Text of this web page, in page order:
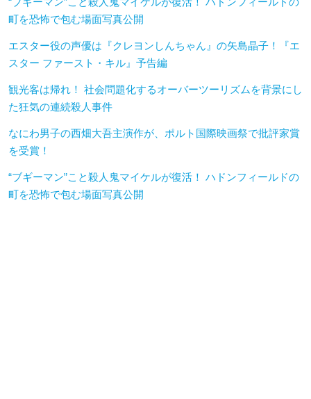
町を恐怖で包む場面写真公開
エスター役の声優は『クレヨンしんちゃん』の矢島晶子！『エ
スター ファースト・キル』予告編
観光客は帰れ！ 社会問題化するオーバーツーリズムを背景にし
た狂気の連続殺人事件
なにわ男子の西畑大吾主演作が、ポルト国際映画祭で批評家賞
を受賞！
“ブギーマン”こと殺人鬼マイケルが復活！ ハドンフィールドの
町を恐怖で包む場面写真公開